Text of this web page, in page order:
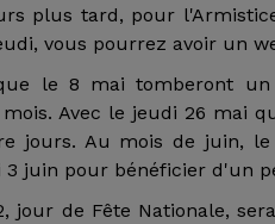
plus tard, pour
vous pourrez avoir un
le 8 mai tomberont
Avec le jeudi 26 mai
jours. Au mois de juin,
3 juin pour bénéficier d'un
jour de Fête Nationale,